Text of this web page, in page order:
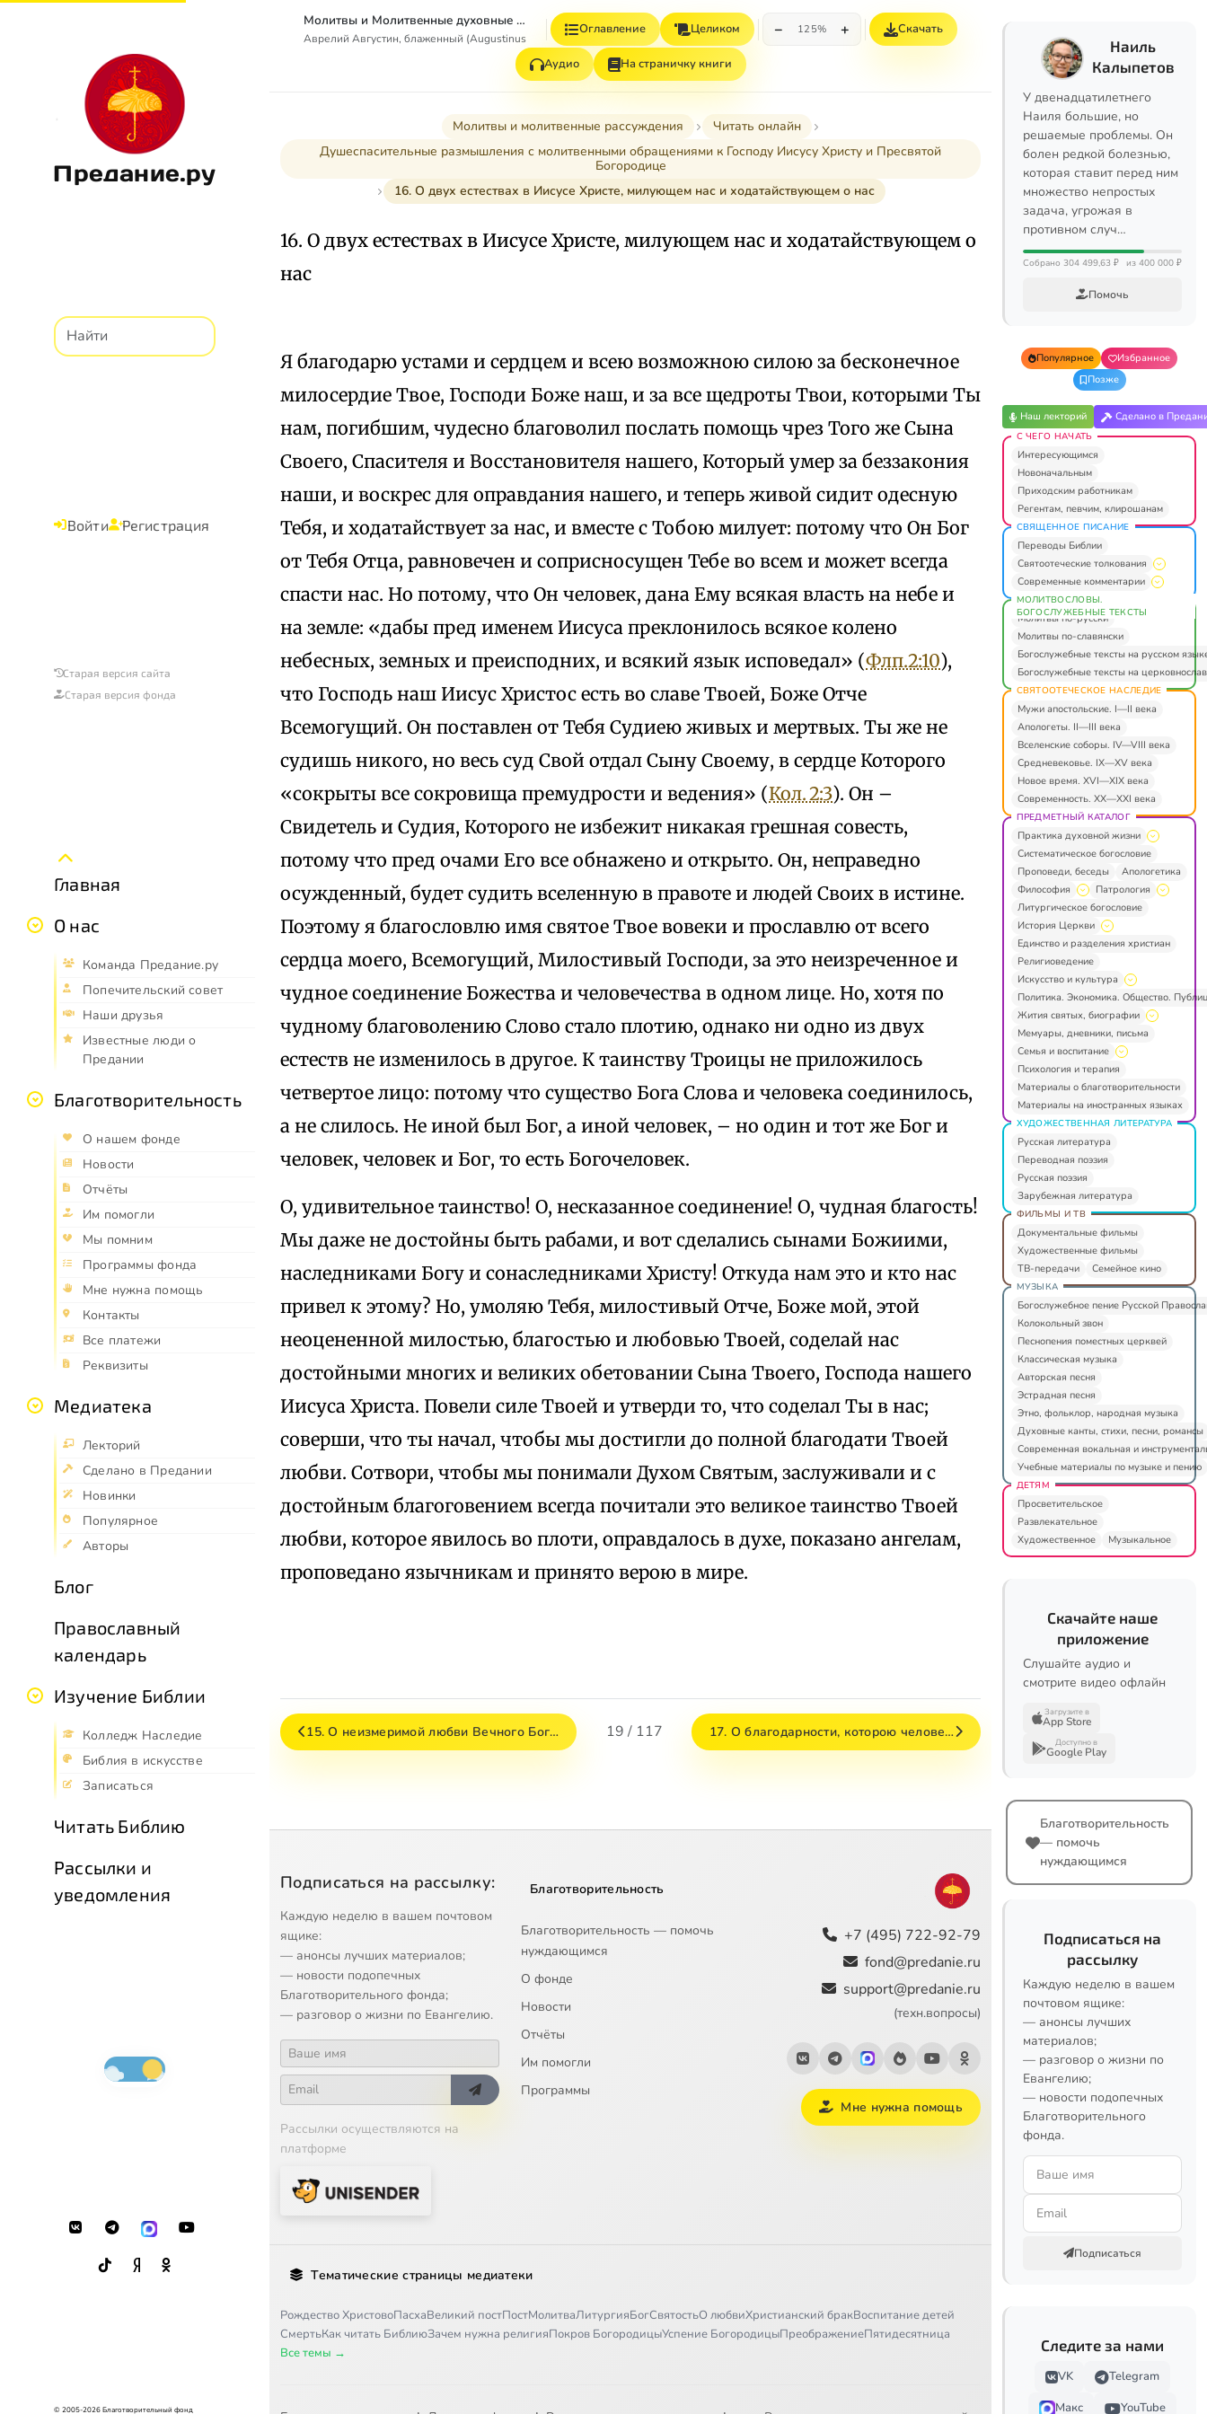
Предание.ру
Войти Регистрация
Старая версия сайта
Старая версия фонда
Главная
О нас
Команда Предание.ру
Попечительский совет
Наши друзья
Известные люди о
Предании
Благотворительность
О нашем фонде
Новости
Отчёты
Им помогли
Мы помним
Программы фонда
Мне нужна помощь
Контакты
Все платежи
Реквизиты
Медиатека
Лекторий
Сделано в Предании
Новинки
Популярное
Авторы
Блог
Православный
календарь
Изучение Библии
Колледж Наследие
Библия в искусстве
Записаться
Читать Библию
Рассылки и
уведомления
© 2005-2026 Благотворительный фонд
Молитвы и Молитвенные духовные рассуждения (из дополнений к сочинениям)
Аврелий Августин, блаженный (Augustinus Aurelius)
Оглавление Целиком − 125% + Скачать
Аудио На страничку книги
Молитвы и молитвенные рассуждения
Читать онлайн
Душеспасительные размышления с молитвенными обращениями к Господу Иисусу Христу и Пресвятой
Богородице
16. О двух естествах в Иисусе Христе, милующем нас и ходатайствующем о нас
16. О двух естествах в Иисусе Христе, милующем нас и ходатайствующем о
нас
Я благодарю устами и сердцем и всею возможною силою за бесконечное
милосердие Твое, Господи Боже наш, и за все щедроты Твои, которыми Ты
нам, погибшим, чудесно благоволил послать помощь чрез Того же Сына
Своего, Спасителя и Восстановителя нашего, Который умер за беззакония
наши, и воскрес для оправдания нашего, и теперь живой сидит одесную
Тебя, и ходатайствует за нас, и вместе с Тобою милует: потому что Он Бог
от Тебя Отца, равновечен и соприсносущен Тебе во всем и может всегда
спасти нас. Но потому, что Он человек, дана Ему всякая власть на небе и
на земле: «дабы пред именем Иисуса преклонилось всякое колено
небесных, земных и преисподних, и всякий язык исповедал» (Флп.2:10),
что Господь наш Иисус Христос есть во славе Твоей, Боже Отче
Всемогущий. Он поставлен от Тебя Судиею живых и мертвых. Ты же не
судишь никого, но весь суд Свой отдал Сыну Своему, в сердце Которого
«сокрыты все сокровища премудрости и ведения» (Кол. 2:3). Он –
Свидетель и Судия, Которого не избежит никакая грешная совесть,
потому что пред очами Его все обнажено и открыто. Он, неправедно
осужденный, будет судить вселенную в правоте и людей Своих в истине.
Поэтому я благословлю имя святое Твое вовеки и прославлю от всего
сердца моего, Всемогущий, Милостивый Господи, за это неизреченное и
чудное соединение Божества и человечества в одном лице. Но, хотя по
чудному благоволению Слово стало плотию, однако ни одно из двух
естеств не изменилось в другое. К таинству Троицы не приложилось
четвертое лицо: потому что существо Бога Слова и человека соединилось,
а не слилось. Не иной был Бог, а иной человек, – но один и тот же Бог и
человек, человек и Бог, то есть Богочеловек.
О, удивительное таинство! О, несказанное соединение! О, чудная благость!
Мы даже не достойны быть рабами, и вот сделались сынами Божиими,
наследниками Богу и сонаследниками Христу! Откуда нам это и кто нас
привел к этому? Но, умоляю Тебя, милостивый Отче, Боже мой, этой
неоцененной милостью, благостью и любовью Твоей, соделай нас
достойными многих и великих обетовании Сына Твоего, Господа нашего
Иисуса Христа. Повели силе Твоей и утверди то, что соделал Ты в нас;
соверши, что ты начал, чтобы мы достигли до полной благодати Твоей
любви. Сотвори, чтобы мы понимали Духом Святым, заслуживали и с
достойным благоговением всегда почитали это великое таинство Твоей
любви, которое явилось во плоти, оправдалось в духе, показано ангелам,
проповедано язычникам и принято верою в мире.
15. О неизмеримой любви Вечного Бог… 19 / 117 17. О благодарности, которою челове…
Подписаться на рассылку:
Каждую неделю в вашем почтовом
ящике:
— анонсы лучших материалов;
— новости подопечных
Благотворительного фонда;
— разговор о жизни по Евангелию.
Рассылки осуществляются на
платформе
Благотворительность
Благотворительность — помочь
нуждающимся
О фонде
Новости
Отчёты
Им помогли
Программы
+7 (495) 722-92-79
fond@predanie.ru
support@predanie.ru
(техн.вопросы)
Мне нужна помощь
Тематические страницы медиатеки
Рождество ХристовоПасхаВеликий постПостМолитваЛитургияБогСвятостьО любвиХристианский бракВоспитание детей
СмертьКак читать БиблиюЗачем нужна религияПокров БогородицыУспение БогородицыПреображениеПятидесятница
Все темы →
Наиль
Калыпетов
У двенадцатилетнего
Наиля большие, но
решаемые проблемы. Он
болен редкой болезнью,
которая ставит перед ним
множество непростых
задача, угрожая в
противном случ…
Собрано 304 499,63 ₽ из 400 000 ₽
Помочь
Популярное
Избранное
Позже
Наш лекторий Сделано в
С ЧЕГО НАЧАТЬ
Интересующимся
Новоначальным
Приходским работникам
Регентам, певчим, клирошанам
СВЯЩЕННОЕ ПИСАНИЕ
Переводы Библии
Святоотеческие толкования
Современные комментарии
МОЛИТВОСЛОВЫ.
БОГОСЛУЖЕБНЫЕ ТЕКСТЫ
Молитвы по-русски
Молитвы по-славянски
Богослужебные тексты на русском
Богослужебные тексты на
СВЯТООТЕЧЕСКОЕ НАСЛЕДИЕ
Мужи апостольские. I—II века
Апологеты. II—III века
Вселенские соборы. IV—VIII века
Средневековье. IX—XV века
Новое время. XVI—XIX века
Современность. XX—XXI века
ПРЕДМЕТНЫЙ КАТАЛОГ
Практика духовной жизни
Систематическое богословие
Проповеди, беседы
Апологетика
Философия
Патрология
Литургическое богословие
История Церкви
Единство и разделения христиан
Религиоведение
Искусство и культура
Политика. Экономика. Общество.
Жития святых, биографии
Мемуары, дневники, письма
Семья и воспитание
Психология и терапия
Материалы о благотворительности
Материалы на иностранных языках
ХУДОЖЕСТВЕННАЯ ЛИТЕРАТУРА
Русская литература
Переводная поэзия
Русская поэзия
Зарубежная литература
ФИЛЬМЫ И ТВ
Документальные фильмы
Художественные фильмы
ТВ-передачи
Семейное кино
МУЗЫКА
Богослужебное пение Русской
Колокольный звон
Песнопения поместных церквей
Классическая музыка
Авторская песня
Эстрадная песня
Этно, фольклор, народная музыка
Духовные канты, стихи, песни, романсы
Современная вокальная и
Учебные материалы по музыке и пению
ДЕТЯМ
Просветительское
Развлекательное
Художественное
Музыкальное
Скачайте наше
приложение
Слушайте аудио и
смотрите видео офлайн
Загрузите в
App Store
Доступно в
Google Play
Благотворительность
— помочь
нуждающимся
Подписаться на
рассылку
Каждую неделю в вашем
почтовом ящике:
— анонсы лучших
материалов;
— разговор о жизни по
Евангелию;
— новости подопечных
Благотворительного
фонда.
Подписаться
Следите за нами
VK
Telegram
Макс
YouTube